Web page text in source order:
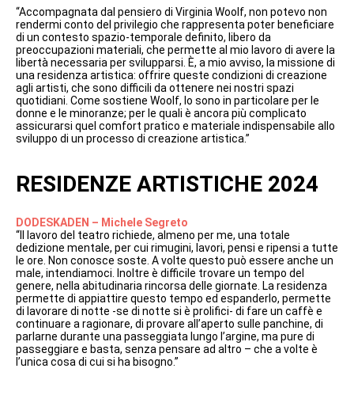
“Accompagnata dal pensiero di Virginia Woolf, non potevo non
rendermi conto del privilegio che rappresenta poter beneficiare
di un contesto spazio-temporale definito, libero da
preoccupazioni materiali, che permette al mio lavoro di avere la
libertà necessaria per svilupparsi. È, a mio avviso, la missione di
una residenza artistica: offrire queste condizioni di creazione
agli artisti, che sono difficili da ottenere nei nostri spazi
quotidiani. Come sostiene Woolf, lo sono in particolare per le
donne e le minoranze; per le quali è ancora più complicato
assicurarsi quel comfort pratico e materiale indispensabile allo
sviluppo di un processo di creazione artistica.”
RESIDENZE ARTISTICHE 2024
DODESKADEN – Michele Segreto
“Il lavoro del teatro richiede, almeno per me, una totale
dedizione mentale, per cui rimugini, lavori, pensi e ripensi a tutte
le ore. Non conosce soste. A volte questo può essere anche un
male, intendiamoci. Inoltre è difficile trovare un tempo del
genere, nella abitudinaria rincorsa delle giornate. La residenza
permette di appiattire questo tempo ed espanderlo, permette
di lavorare di notte -se di notte si è prolifici- di fare un caffè e
continuare a ragionare, di provare all’aperto sulle panchine, di
parlarne durante una passeggiata lungo l’argine, ma pure di
passeggiare e basta, senza pensare ad altro – che a volte è
l’unica cosa di cui si ha bisogno.”